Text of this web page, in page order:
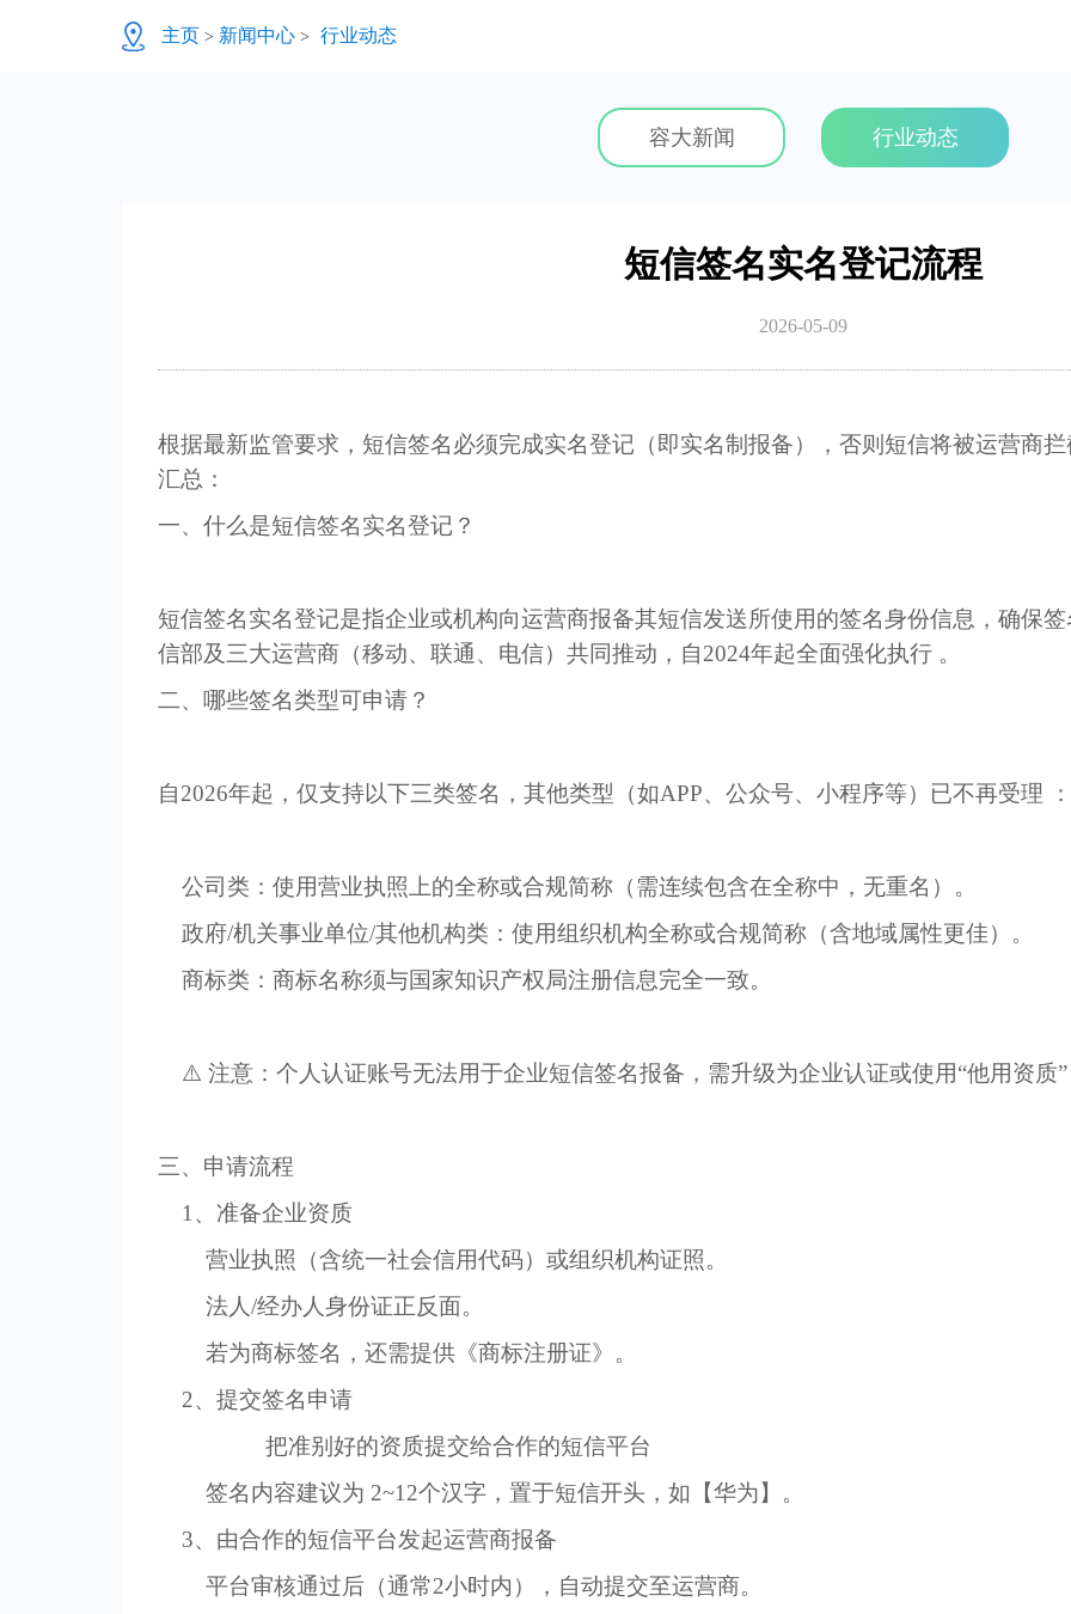
主页 > 新闻中心 > 行业动态
容大新闻 行业动态
短信签名实名登记流程
2026-05-09
根据最新监管要求， 短信签名必须完成实名登记（即实名制报备）
，否则短信将被运营商
汇总：
一、什么是短信签名实名登记？
短信签名实名登记是指企业或机构向运营商报备其短信发送所使用的签名身份信息 ，确保
信部及三大运营商（移动、联通、电信）共同推动，自2024年起全面强化执行 。
二、哪些签名类型可申请？
自2026年起， 仅支持以下三类签名 ，其他类型（如APP、公众号、小程序等）已不再受理 ：
公司类 ：使用营业执照上的全称或合规简称（需连续包含在全称中，无重名）。
政府/机关事业单位/其他机构类 ：使用组织机构全称或合规简称（含地域属性更佳）。
商标类 ：商标名称须与国家知识产权局注册信息完全一致。
⚠ 注意 ：个人认证账号无法用于企业短信签名报备，需升级为企业认证或使用“他用资质”
三、申请流程
1、 准备企业资质
营业执照（含统一社会信用代码）或组织机构证照。
法人/经办人身份证正反面。
若为商标签名，还需提供《商标注册证》。
2、 提交签名申请
把准别好的资质提交给合作的短信平台
签名内容建议为 ‌2~12个汉字 ，置于短信开头，如【华为】。
‌3、由合作的短信平台发起运营商报备
平台审核通过后（通常2小时内），自动提交至运营商。